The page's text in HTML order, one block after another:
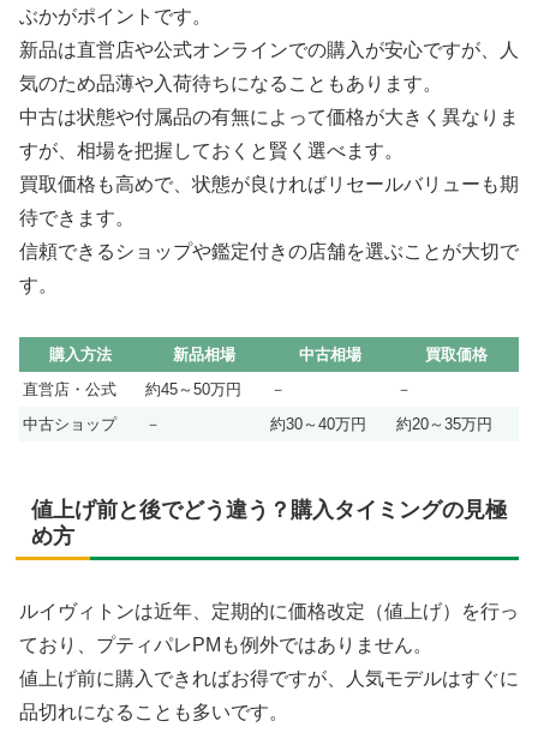
ぶかがポイントです。
新品は直営店や公式オンラインでの購入が安心ですが、人
気のため品薄や入荷待ちになることもあります。
中古は状態や付属品の有無によって価格が大きく異なりま
すが、相場を把握しておくと賢く選べます。
買取価格も高めで、状態が良ければリセールバリューも期
待できます。
信頼できるショップや鑑定付きの店舗を選ぶことが大切で
す。
購入方法 新品相場 中古相場
買取価格
直営店・公式
約45～50万円 －
－
中古ショップ
－ 約30～40万円 約20～35万円
値上げ前と後でどう違う？購入タイミングの見極
め方
ルイヴィトンは近年、定期的に価格改定（値上げ）を行っ
ており、プティパレPMも例外ではありません。
値上げ前に購入できればお得ですが、人気モデルはすぐに
品切れになることも多いです。